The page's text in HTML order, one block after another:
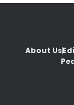
About Us